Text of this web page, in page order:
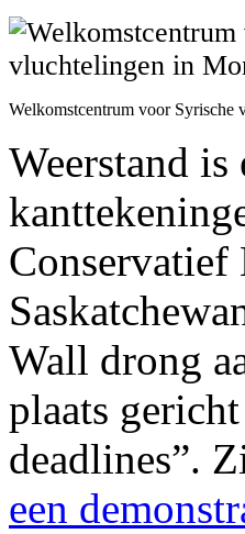
Welkomstcentrum voor Syrische
Weerstand
Wall drong
plaats
deadlines”.
een